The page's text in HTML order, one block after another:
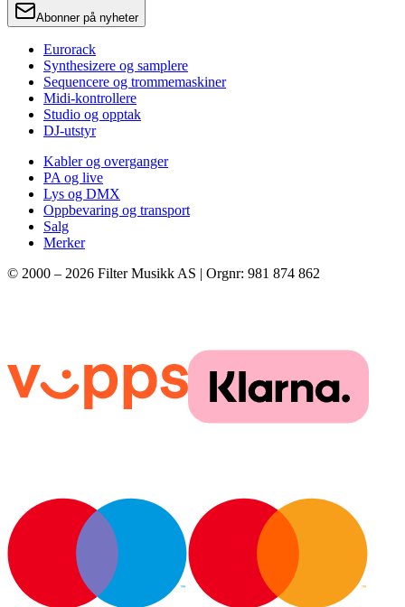
Abonner på nyheter
Eurorack
Synthesizere og samplere
Sequencere og trommemaskiner
Midi-kontrollere
Studio og opptak
DJ-utstyr
Kabler og overganger
PA og live
Lys og DMX
Oppbevaring og transport
Salg
Merker
© 2000 – 2026 Filter Musikk AS | Orgnr: 981 874 862